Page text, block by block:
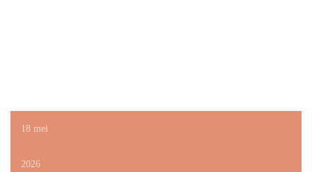
18 mei
2026